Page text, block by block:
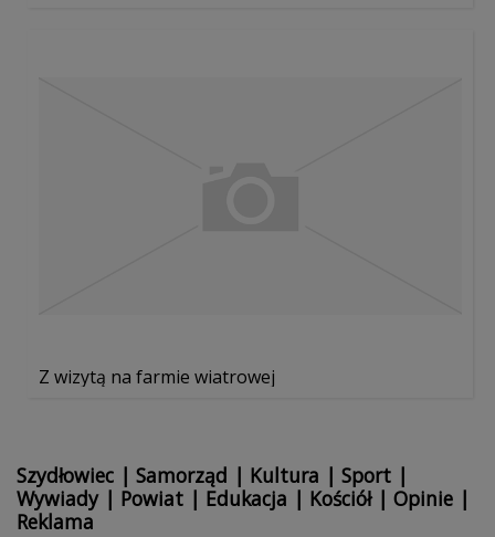
Z wizytą na farmie wiatrowej
Szydłowiec | Samorząd | Kultura | Sport |
Wywiady| Powiat | Edukacja | Kościół| Opinie |
Reklama